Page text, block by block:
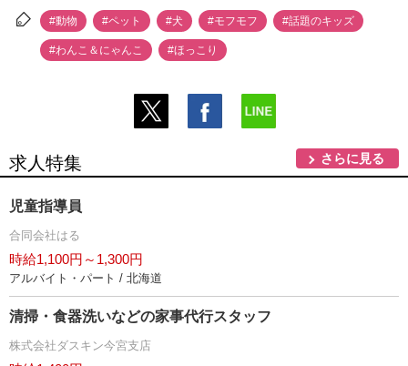
#動物 #ペット #犬 #モフモフ #話題のキッズ
#わんこ＆にゃんこ #ほっこり
求人特集 さらに見る
児童指導員
合同会社はる
時給1,100円～1,300円
アルバイト・パート / 北海道
清掃・食器洗いなどの家事代行スタッフ
株式会社ダスキン今宮支店